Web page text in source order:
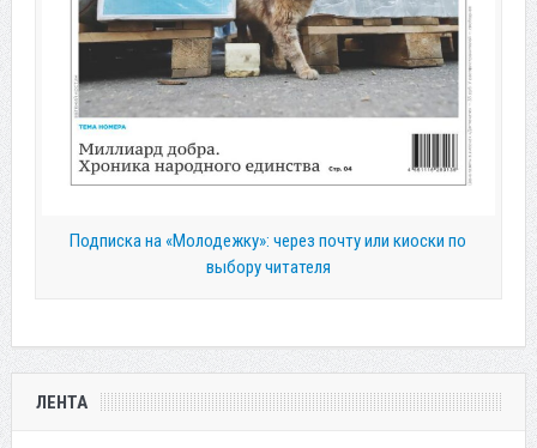
Подписка на «Молодежку»: через почту или киоски по
выбору читателя
ЛЕНТА